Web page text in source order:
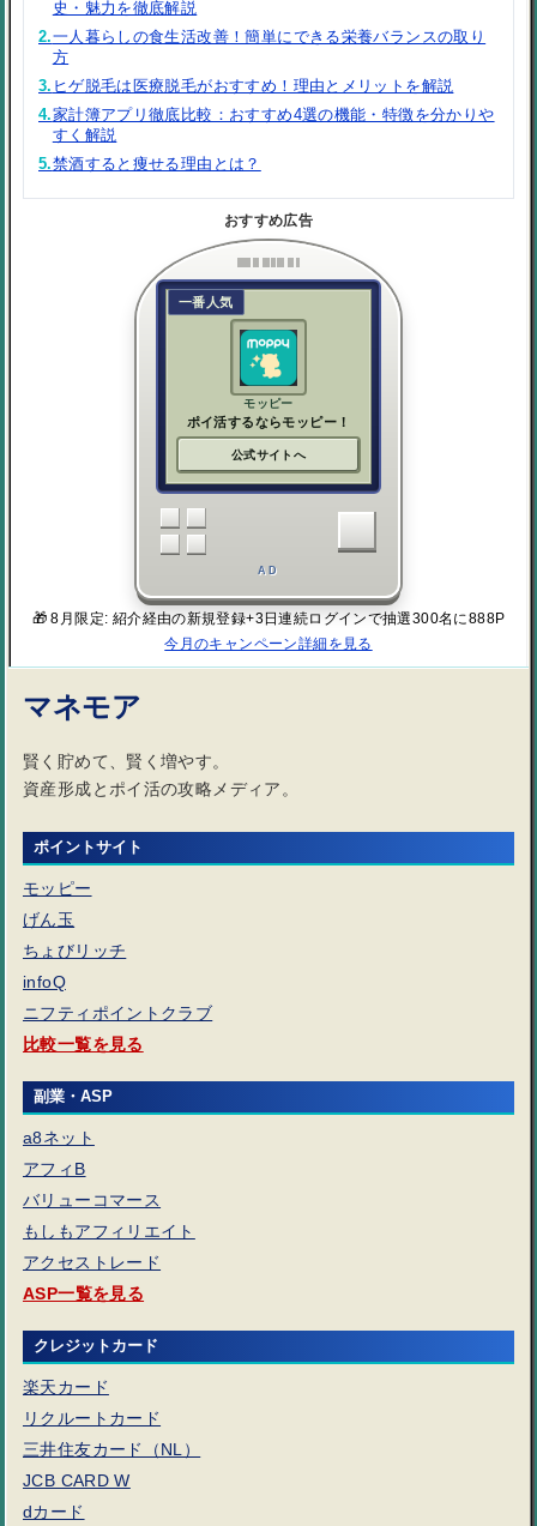
史・魅力を徹底解説
2.一人暮らしの食生活改善！簡単にできる栄養バランスの取り
方
3. ヒゲ脱毛は医療脱毛がおすすめ！理由とメリットを解説
4.家計簿アプリ徹底比較：おすすめ4選の機能・特徴を分かりや
すく解説
5.禁酒すると痩せる理由とは？
おすすめ広告
一番人気
モッピー
ポイ活するならモッピー！
公式サイトへ
AD
🎁 8月限定: 紹介経由の新規登録+3日連続ログインで抽選300名に888P
今月のキャンペーン詳細を見る
マネモア
賢く貯めて、賢く増やす。
資産形成とポイ活の攻略メディア。
ポイントサイト
モッピー
げん玉
ちょびリッチ
infoQ
ニフティポイントクラブ
比較一覧を見る
副業・ASP
a8ネット
アフィB
バリューコマース
もしもアフィリエイト
アクセストレード
ASP一覧を見る
クレジットカード
楽天カード
リクルートカード
三井住友カード（NL）
JCB CARD W
dカード